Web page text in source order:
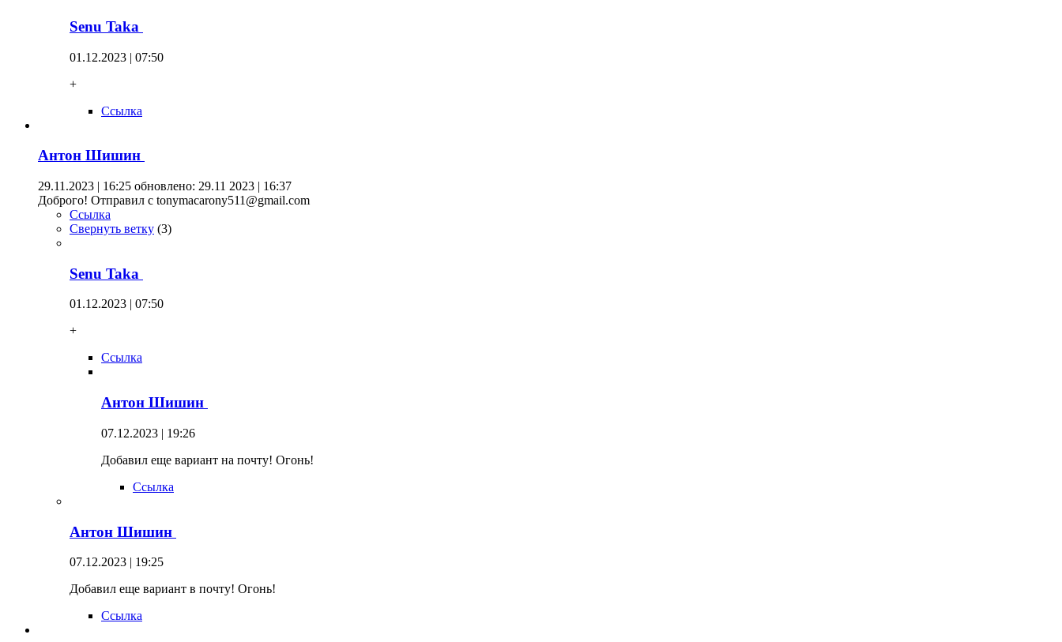
Senu Taka
01.12.2023 | 07:50
+
Ссылка
Антон Шишин
29.11.2023 | 16:25 обновлено: 29.11 2023 | 16:37
Доброго! Отправил с tonymacarony511@gmail.com
Ссылка
Свернуть ветку (3)
Senu Taka
01.12.2023 | 07:50
+
Ссылка
Антон Шишин
07.12.2023 | 19:26
Добавил еще вариант на почту! Огонь!
Ссылка
Антон Шишин
07.12.2023 | 19:25
Добавил еще вариант в почту! Огонь!
Ссылка